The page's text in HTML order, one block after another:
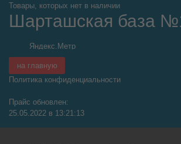
Товары, которых нет в наличии
Шарташская база
на главную
Политика конфиденциальности
Прайс обновлен:
25.05.2022 в 13:21:13